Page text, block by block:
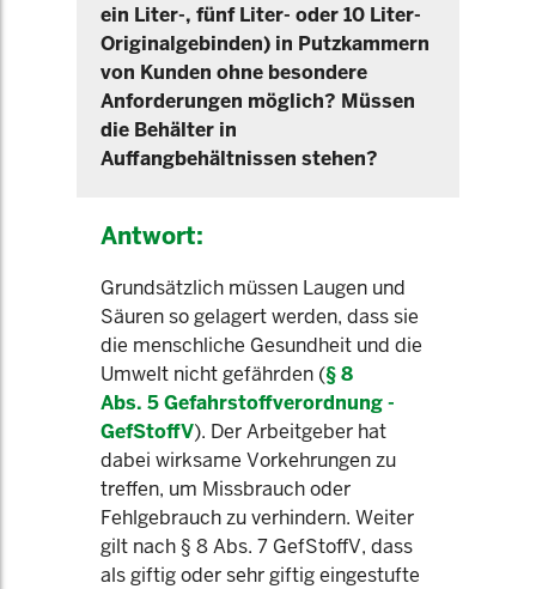
ein Liter-, fünf Liter- oder 10 Liter-
Originalgebinden) in Putzkammern
von Kunden ohne besondere
Anforderungen möglich? Müssen
die Behälter in
Auffangbehältnissen stehen?
Antwort:
Grundsätzlich müssen Laugen und
Säuren so gelagert werden, dass sie
die menschliche Gesundheit und die
Umwelt nicht gefährden (§ 8
Abs. 5 Gefahrstoffverordnung -
GefStoffV). Der Arbeitgeber hat
dabei wirksame Vorkehrungen zu
treffen, um Missbrauch oder
Fehlgebrauch zu verhindern. Weiter
gilt nach § 8 Abs. 7 GefStoffV, dass
als giftig oder sehr giftig eingestufte